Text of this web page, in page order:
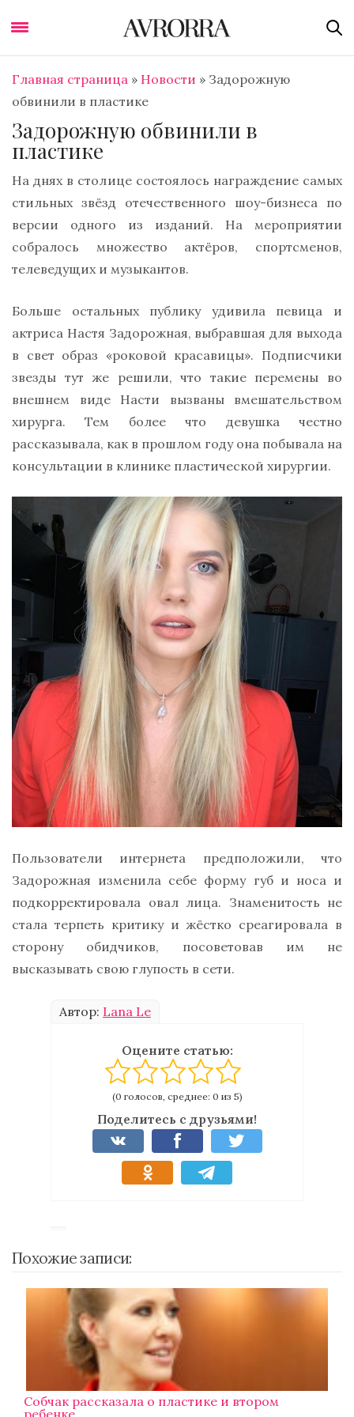
Главная страница » Новости » Задорожную
обвинили в пластике
Задорожную обвинили в
пластике
На днях в столице состоялось награждение самых
стильных звёзд отечественного шоу-бизнеса по
версии одного из изданий. На мероприятии
собралось множество актёров, спортсменов,
телеведущих и музыкантов.
Больше остальных публику удивила певица и
актриса Настя Задорожная, выбравшая для выхода
в свет образ «роковой красавицы». Подписчики
звезды тут же решили, что такие перемены во
внешнем виде Насти вызваны вмешательством
хирурга. Тем более что девушка честно
рассказывала, как в прошлом году она побывала на
консультации в клинике пластической хирургии.
Пользователи интернета предположили, что
Задорожная изменила себе форму губ и носа и
подкорректировала овал лица. Знаменитость не
стала терпеть критику и жёстко среагировала в
сторону обидчиков, посоветовав им не
высказывать свою глупость в сети.
Автор: Lana Le
Оцените статью:
(0 голосов, среднее: 0 из 5)
Поделитесь с друзьями!
Похожие записи:
Собчак рассказала о пластике и втором